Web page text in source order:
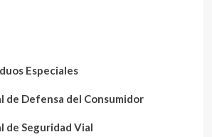
Especiales
de Defensa del Consumidor
de Seguridad Vial